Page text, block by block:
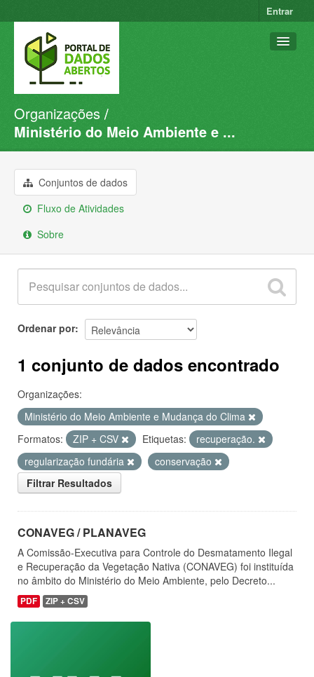
Entrar
Conjuntos de dados
Organizações
Sobre
Organizações
Ministério do Meio Ambiente e ...
Conjuntos de dados
Fluxo de Atividades
Sobre
Ordenar por
1 conjunto de dados encontrado
Organizações:
Ministério do Meio Ambiente e Mudança do Clima
Formatos:
ZIP + CSV Etiquetas:
recuperação.
regularização fundária
conservação
Filtrar Resultados
CONAVEG / PLANAVEG
A Comissão-Executiva para Controle do Desmatamento Ilegal
e Recuperação da Vegetação Nativa (CONAVEG) foi instituída
no âmbito do Ministério do Meio Ambiente, pelo Decreto...
PDF ZIP + CSV